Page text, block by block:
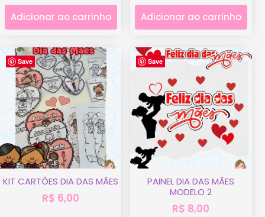
Adicionar ao carrinho Adicionar ao carrinho
Save
KIT CARTÕES DIA DAS MÃES
R$ 6,00
Save
PAINEL DIA DAS MÃES
MODELO 2
R$ 8,00